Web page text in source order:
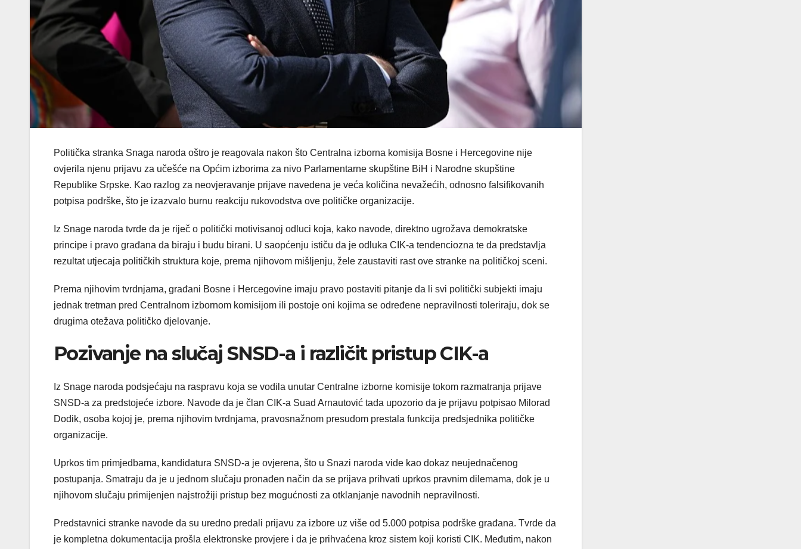
Politička stranka Snaga naroda oštro je reagovala nakon što Centralna izborna komisija Bosne i Hercegovine nije
ovjerila njenu prijavu za učešće na Općim izborima za nivo Parlamentarne skupštine BiH i Narodne skupštine
Republike Srpske. Kao razlog za neovjeravanje prijave navedena je veća količina nevažećih, odnosno falsifikovanih
potpisa podrške, što je izazvalo burnu reakciju rukovodstva ove političke organizacije.
Iz Snage naroda tvrde da je riječ o politički motivisanoj odluci koja, kako navode, direktno ugrožava demokratske
principe i pravo građana da biraju i budu birani. U saopćenju ističu da je odluka CIK-a tendenciozna te da predstavlja
rezultat utjecaja političkih struktura koje, prema njihovom mišljenju, žele zaustaviti rast ove stranke na političkoj sceni.
Prema njihovim tvrdnjama, građani Bosne i Hercegovine imaju pravo postaviti pitanje da li svi politički subjekti imaju
jednak tretman pred Centralnom izbornom komisijom ili postoje oni kojima se određene nepravilnosti toleriraju, dok se
drugima otežava političko djelovanje.
Pozivanje na slučaj SNSD-a i različit pristup CIK-a
Iz Snage naroda podsjećaju na raspravu koja se vodila unutar Centralne izborne komisije tokom razmatranja prijave
SNSD-a za predstojeće izbore. Navode da je član CIK-a Suad Arnautović tada upozorio da je prijavu potpisao Milorad
Dodik, osoba kojoj je, prema njihovim tvrdnjama, pravosnažnom presudom prestala funkcija predsjednika političke
organizacije.
Uprkos tim primjedbama, kandidatura SNSD-a je ovjerena, što u Snazi naroda vide kao dokaz neujednačenog
postupanja. Smatraju da je u jednom slučaju pronađen način da se prijava prihvati uprkos pravnim dilemama, dok je u
njihovom slučaju primijenjen najstrožiji pristup bez mogućnosti za otklanjanje navodnih nepravilnosti.
Predstavnici stranke navode da su uredno predali prijavu za izbore uz više od 5.000 potpisa podrške građana. Tvrde da
je kompletna dokumentacija prošla elektronske provjere i da je prihvaćena kroz sistem koji koristi CIK. Međutim, nakon